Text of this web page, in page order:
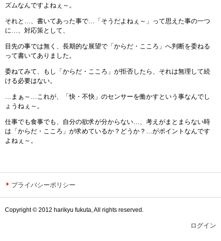
ズムなんですよねぇ～。
それと…、書いてあった事で…「そうだよねぇ～」って思えた事の一つ
に…、対応策として、
目先の事では無く、長期的な展望で「からだ・こころ」へ判断を委ねる
って書いてありました。
委ねてみて、もし「からだ・こころ」が拒否したら、それは無理して続
ける必要はない。
…まぁ～…これが、「快・不快」のセンサーを働かすという事なんでし
ょうねぇ～。
仕事でも食事でも、自分の欲求が分からない…、考えがまとまらない時
は「からだ・こころ」が求めているか？どうか？…がポイントなんです
よねぇ～。
プライバシーポリシー
Copyright © 2012 harikyu fukuta, All rights reserved.
ログイン